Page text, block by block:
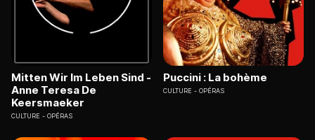
Mitten Wir Im Leben Sind -
Anne Teresa De
Keersmaeker
CULTURE OPÉRAS
Puccini : La bohème
CULTURE OPÉRAS